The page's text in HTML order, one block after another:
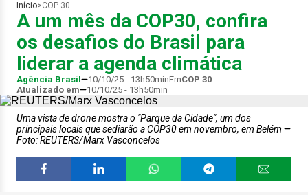
Início>COP 30
A um mês da COP30, confira
os desafios do Brasil para
liderar a agenda climática
Agência Brasil 10/10/25 - 13h50minEmCOP 30
Atualizado em
10/10/25 - 13h50min
Uma vista de drone mostra o "Parque da Cidade", um dos
principais locais que sediarão a COP30 em novembro, em Belém
Foto: REUTERS/Marx Vasconcelos